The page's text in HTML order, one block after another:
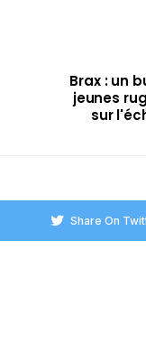
Brax : un
jeunes
sur
Share On